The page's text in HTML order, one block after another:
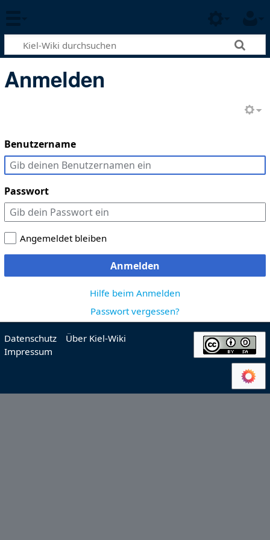
Anmelden
Benutzername
Passwort
Angemeldet bleiben
Anmelden
Hilfe beim Anmelden
Passwort vergessen?
Datenschutz
Über Kiel-Wiki
Impressum